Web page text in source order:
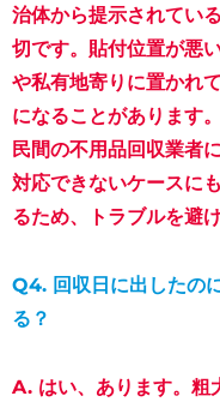
治体から提示されてい
切です。貼付位置が悪
や私有地寄りに置かれ
になることがあります
民間の不用品回収業者
対応できないケースに
るため、トラブルを避
Q4. 回収日に出したの
る？
A. はい、あります。粗